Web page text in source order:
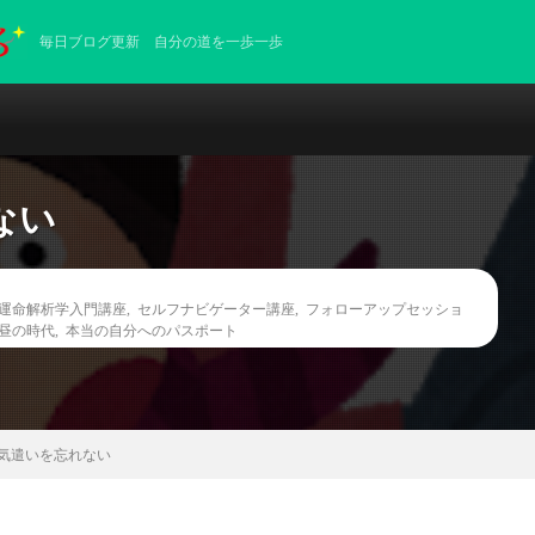
毎日ブログ更新 自分の道を一歩一歩
い
命解析学入門講座 セルフナビゲーター講座
フォローアップセッショ
の時代
本当の自分へのパスポート
遣いを忘れない